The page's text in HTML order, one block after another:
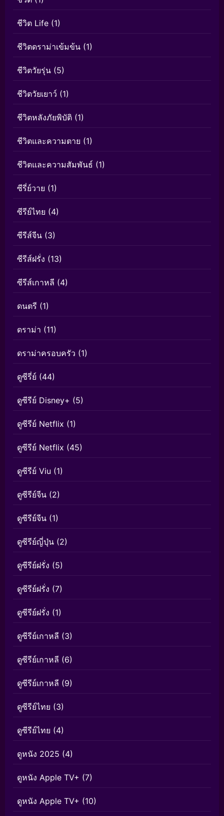
ชีวิต Life (1)
ชีวิตดราม่าเข้มข้น (1)
ชีวิตวัยรุ่น (5)
ชีวิตวัยเยาว์ (1)
ชีวิตหลังภัยพิบัติ (1)
ชีวิตและความตาย (1)
ชีวิตและความสัมพันธ์ (1)
ซีรี่ย์วาย (1)
ซีรีย์ไทย (4)
ซีรีส์จีน (3)
ซีรีส์ฝรั่ง (13)
ซีรีส์เกาหลี (4)
ดนตรี (1)
ดราม่า (11)
ดราม่าครอบครัว (1)
ดูซีรี่ย์ (44)
ดูซีรีย์ Disney+ (5)
ดูซีรีย์ Netflix (1)
ดูซีรีย์ Netflix (45)
ดูซีรีย์ Viu (1)
ดูซีรีย์จีน (2)
ดูซีรีย์จีน (1)
ดูซีรีย์ญี่ปุ่น (2)
ดูซีรีย์ฝรั่ง (5)
ดูซีรีย์ฝรั่ง (7)
ดูซีรีย์ฝรั่ง (1)
ดูซีรีย์เกาหลี (3)
ดูซีรีย์เกาหลี (6)
ดูซีรีย์เกาหลี (9)
ดูซีรีย์ไทย (3)
ดูซีรีย์ไทย (4)
ดูหนัง 2025 (4)
ดูหนัง Apple TV+ (7)
ดูหนัง Apple TV+ (10)